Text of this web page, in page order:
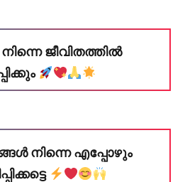
ജീവിതത്തിൽ
നിന്നെ എപ്പോഴും